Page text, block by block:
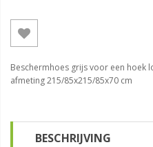
Beschermhoes grijs voor een hoek
afmeting 215/85x215/85x70 cm
BESCHRIJVING